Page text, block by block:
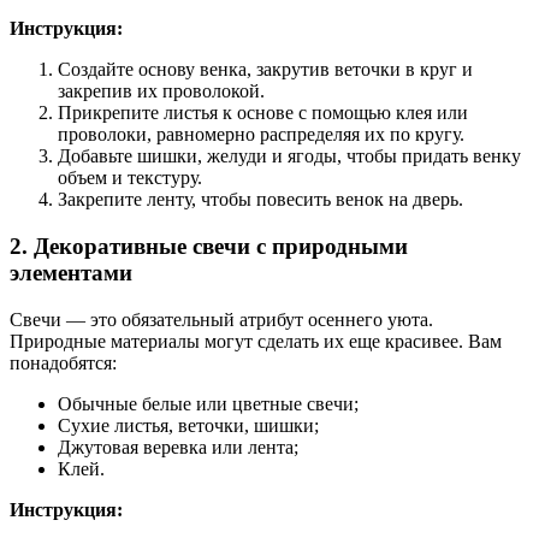
Инструкция:
Создайте основу венка, закрутив веточки в круг и
закрепив их проволокой.
Прикрепите листья к основе с помощью клея или
проволоки, равномерно распределяя их по кругу.
Добавьте шишки, желуди и ягоды, чтобы придать венку
объем и текстуру.
Закрепите ленту, чтобы повесить венок на дверь.
2. Декоративные свечи с природными
элементами
Свечи — это обязательный атрибут осеннего уюта.
Природные материалы могут сделать их еще красивее. Вам
понадобятся:
Обычные белые или цветные свечи;
Сухие листья, веточки, шишки;
Джутовая веревка или лента;
Клей.
Инструкция: